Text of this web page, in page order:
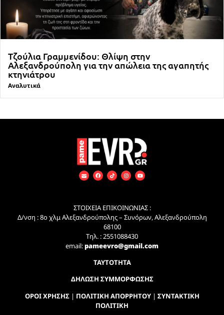
Τζούλια Γραμμενίδου: Θλίψη στην
Αλεξανδρούπολη για την απώλεια της αγαπητής
κτηνιάτρου
Αναλυτικά
ΣΤΟΙΧΕΙΑ ΕΠΙΚΟΙΝΩΝΙΑΣ :
Δ/νση : 8ο χλμ Αλεξανδρούπολης – Συνόρων, Αλεξανδρούπολη
68100
Τηλ. : 2551088430
email:pameevro@gmail.com
ΤΑΥΤΟΤΗΤΑ
ΔΗΛΩΣΗ ΣΥΜΜΟΡΦΩΣΗΣ
ΟΡΟΙ ΧΡΗΣΗΣ| ΠΟΛΙΤΙΚΗ ΑΠΟΡΡΗΤΟΥ| ΣΥΝΤΑΚΤΙΚΗ
ΠΟΛΙΤΙΚΗ